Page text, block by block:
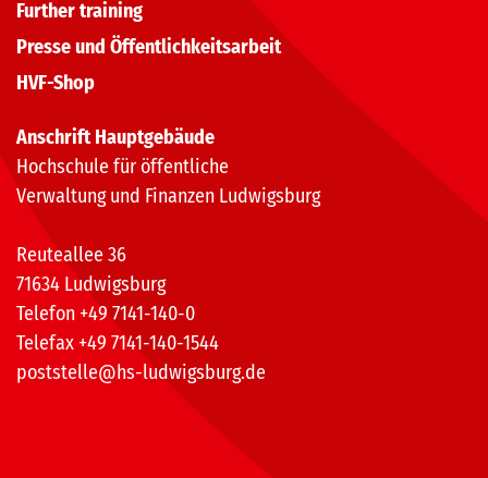
Further training
Presse und Öffentlichkeitsarbeit
HVF-Shop
Anschrift Hauptgebäude
Hochschule für öffentliche
Verwaltung und Finanzen Ludwigsburg
Reuteallee 36
71634 Ludwigsburg
Telefon +49 7141-140-0
Telefax +49 7141-140-1544
poststelle@hs-ludwigsburg.de